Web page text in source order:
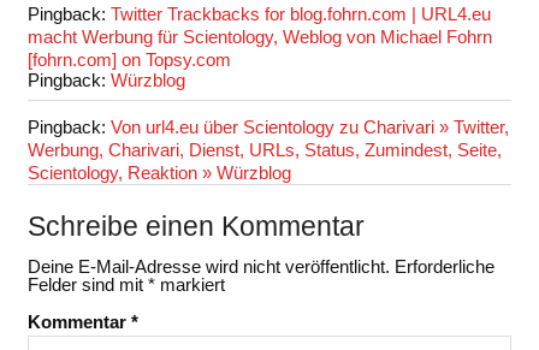
Pingback: Twitter Trackbacks for blog.fohrn.com | URL4.eu
macht Werbung für Scientology, Weblog von Michael Fohrn
[fohrn.com] on Topsy.com
Pingback: Würzblog
Pingback: Von url4.eu über Scientology zu Charivari » Twitter,
Werbung, Charivari, Dienst, URLs, Status, Zumindest, Seite,
Scientology, Reaktion » Würzblog
Schreibe einen Kommentar
Deine E-Mail-Adresse wird nicht veröffentlicht. Erforderliche
Felder sind mit *markiert
Kommentar *